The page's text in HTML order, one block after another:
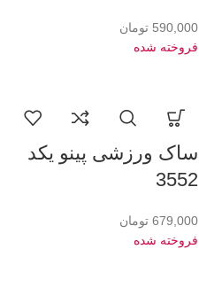
590,000 تومان
فروخته شده
ساک ورزشی پینو یکد
3552
679,000 تومان
فروخته شده